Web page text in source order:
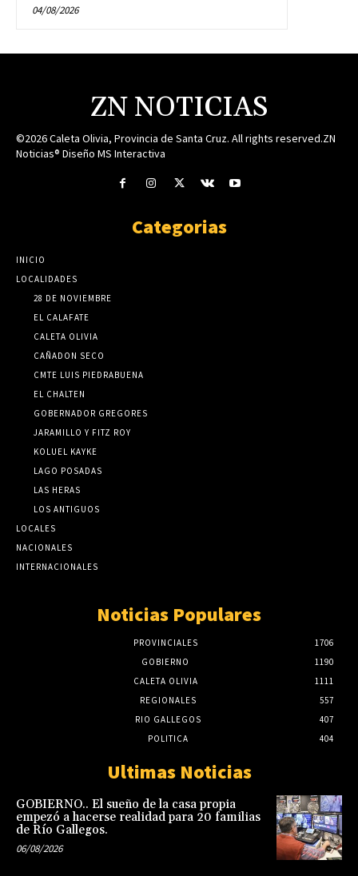
04/08/2026
ZN NOTICIAS
©2026 Caleta Olivia, Provincia de Santa Cruz. All rights reserved.ZN
Noticias® Diseño MS Interactiva
Categorias
INICIO
LOCALIDADES
28 DE NOVIEMBRE
EL CALAFATE
CALETA OLIVIA
CAÑADON SECO
CMTE LUIS PIEDRABUENA
EL CHALTEN
GOBERNADOR GREGORES
JARAMILLO Y FITZ ROY
KOLUEL KAYKE
LAGO POSADAS
LAS HERAS
LOS ANTIGUOS
LOCALES
NACIONALES
INTERNACIONALES
Noticias Populares
PROVINCIALES
1706
GOBIERNO
1190
CALETA OLIVIA
1111
REGIONALES
557
RIO GALLEGOS
407
POLITICA
404
Ultimas Noticias
GOBIERNO.. El sueño de la casa propia
empezó a hacerse realidad para 20 familias
de Río Gallegos.
06/08/2026